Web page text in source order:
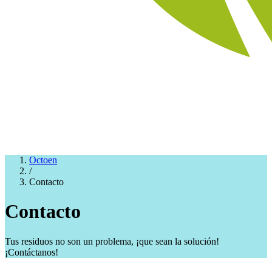
Octoen
/
Contacto
Contacto
Tus residuos no son un problema, ¡que sean la solución!
¡Contáctanos!